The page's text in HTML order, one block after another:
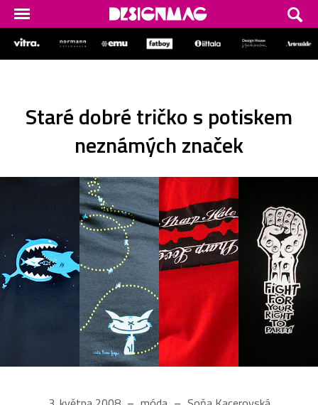
Staré dobré tričko s potiskem
neznámých značek